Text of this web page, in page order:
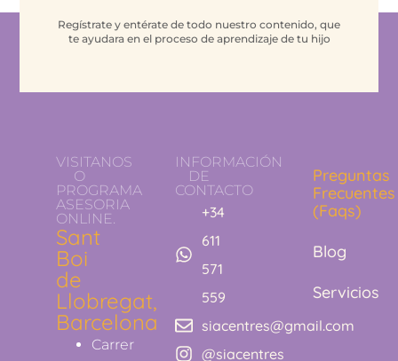
Regístrate y entérate de todo nuestro contenido, que
te ayudara en el proceso de aprendizaje de tu hijo
VISITANOS
O
PROGRAMA
ASESORIA
ONLINE.
Sant
Boi
de
Llobregat,
Barcelona
Carrer
INFORMACIÓN
DE
CONTACTO
+34
611
571
559
siacentres@gmail.com
@siacentres
Preguntas
Frecuentes
(Faqs)
Blog
Servicios